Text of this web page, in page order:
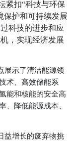
策制定者、企
覆性科技创新
气体排放，并
本次论坛紧扣“
新在环境保护